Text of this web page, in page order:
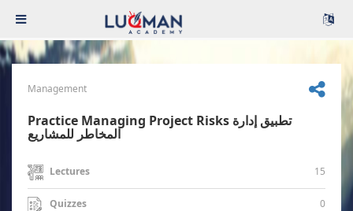
Management
Practice Managing Project Risks تطبيق إدارة
المخاطر للمشاريع
Lectures 15
Quizzes 0